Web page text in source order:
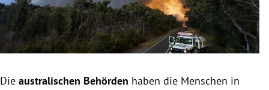
Untermenü
Untermenü
Untermenü
Die australischen Behörden haben die Menschen in